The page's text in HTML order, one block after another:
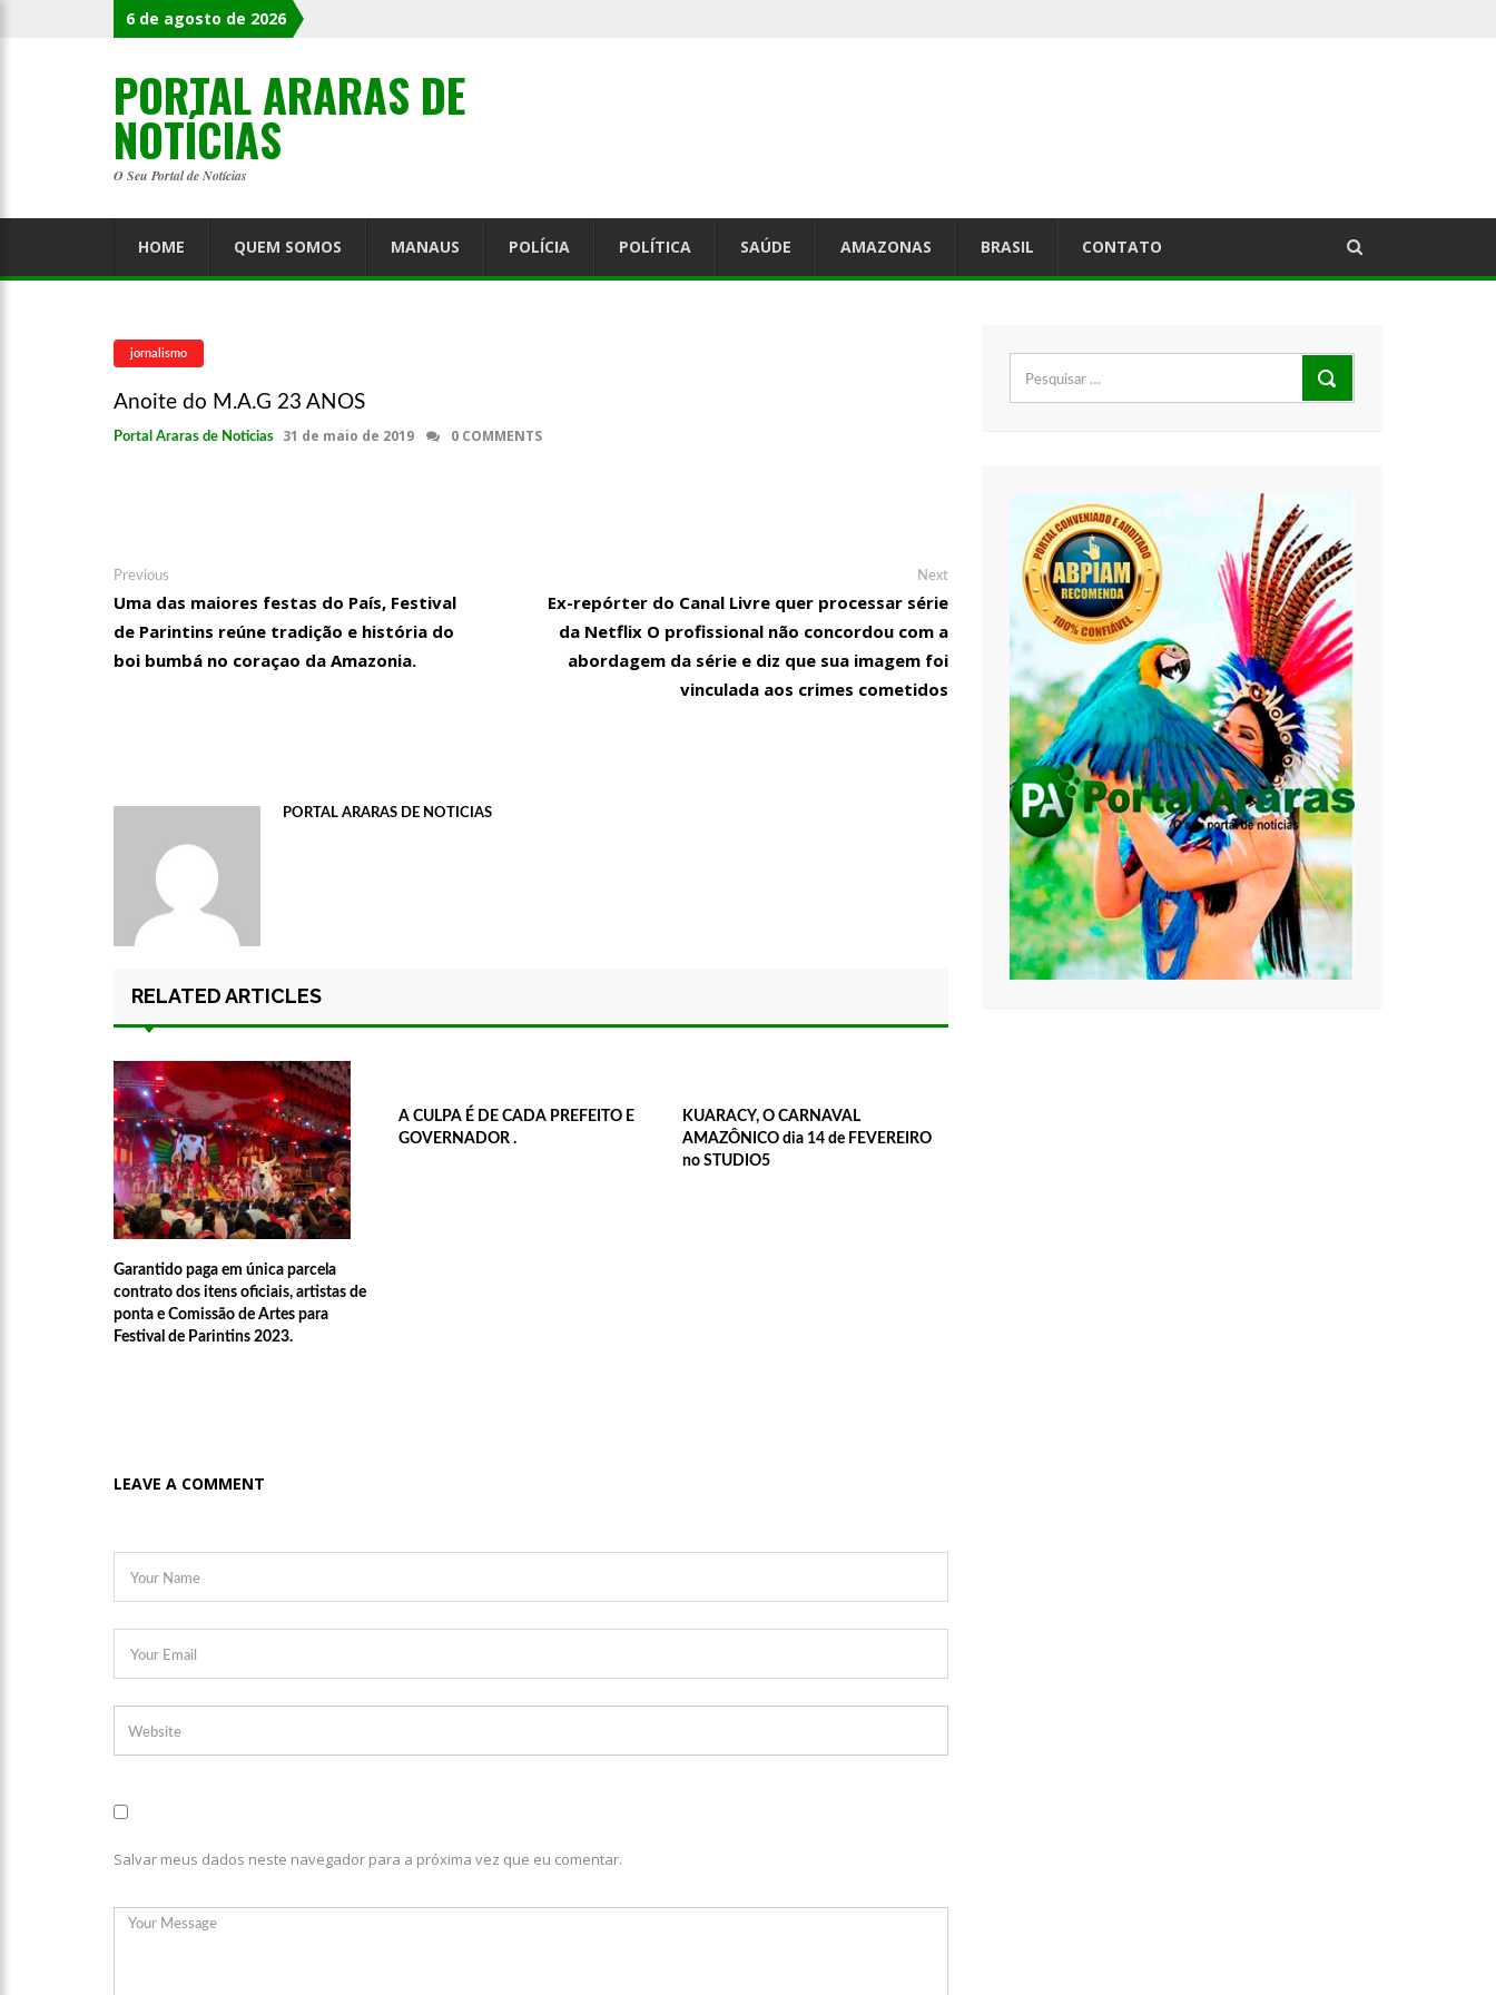
6 de agosto de 2026
PORTAL ARARAS DE
NOTÍCIAS
O Seu Portal de Notícias
HOME QUEM SOMOS MANAUS POLÍCIA POLÍTICA SAÚDE AMAZONAS BRASIL CONTATO
jornalismo
Anoite do M.A.G 23 ANOS
Portal Araras de Noticias 31 de maio de 2019 0 COMMENTS
Navegação
de
Post
Previous
Uma das maiores festas do País, Festival
de Parintins reúne tradição e história do
boi bumbá no coraçao da Amazonia.
NextNext
Ex-repórter do Canal Livre quer processar série
da Netflix O profissional não concordou com a
abordagem da série e diz que sua imagem foi
vinculada aos crimes cometidos
PORTAL ARARAS DE NOTICIAS
RELATED ARTICLES
Garantido paga em única parcela
contrato dos itens oficiais, artistas de
ponta e Comissão de Artes para
Festival de Parintins 2023.
A CULPA É DE CADA PREFEITO E
GOVERNADOR .
KUARACY, O CARNAVAL
AMAZÔNICO dia 14 de FEVEREIRO
no STUDIO5
LEAVE A COMMENT
Salvar meus dados neste navegador para a próxima vez que eu comentar.
por: